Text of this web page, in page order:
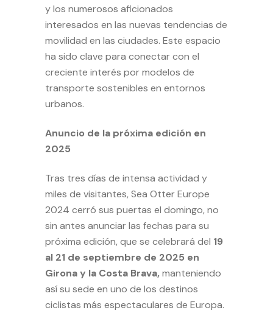
y los numerosos aficionados
interesados en las nuevas tendencias de
movilidad en las ciudades. Este espacio
ha sido clave para conectar con el
creciente interés por modelos de
transporte sostenibles en entornos
urbanos.
Anuncio de la próxima edición en
2025
Tras tres días de intensa actividad y
miles de visitantes, Sea Otter Europe
2024 cerró sus puertas el domingo, no
sin antes anunciar las fechas para su
próxima edición, que se celebrará del 19
al 21 de septiembre de 2025 en
Girona y la Costa Brava, manteniendo
así su sede en uno de los destinos
ciclistas más espectaculares de Europa.